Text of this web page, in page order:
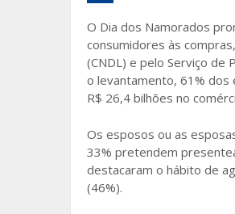
o
o
k
O Dia dos Namorados
consumidores às
(CNDL) e pelo Serviço de
o levantamento, 61%
R$ 26,4 bilhões no
Os esposos ou as
33% pretendem
destacaram o hábito de
(46%).